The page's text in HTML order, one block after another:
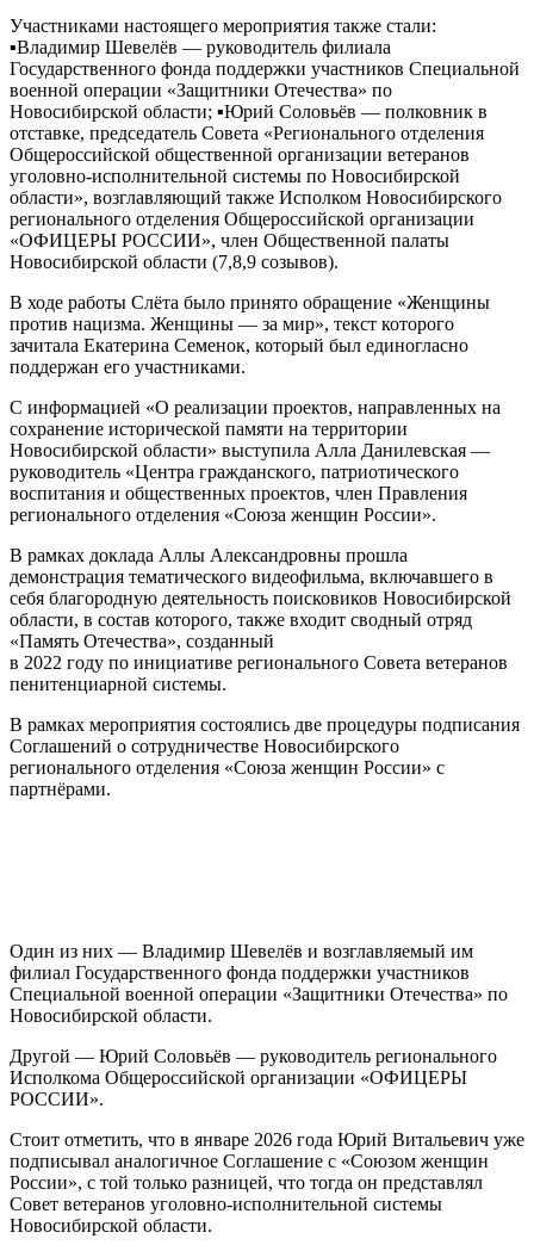
Участниками настоящего мероприятия также стали:
▪️Владимир Шевелёв — руководитель филиала
Государственного фонда поддержки участников Специальной
военной операции «Защитники Отечества» по
Новосибирской области; ▪️Юрий Соловьёв — полковник в
отставке, председатель Совета «Регионального отделения
Общероссийской общественной организации ветеранов
уголовно-исполнительной системы по Новосибирской
области», возглавляющий также Исполком Новосибирского
регионального отделения Общероссийской организации
«ОФИЦЕРЫ РОССИИ», член Общественной палаты
Новосибирской области (7,8,9 созывов).
В ходе работы Слёта было принято обращение «Женщины
против нацизма. Женщины — за мир», текст которого
зачитала Екатерина Семенок, который был единогласно
поддержан его участниками.
С информацией «О реализации проектов, направленных на
сохранение исторической памяти на территории
Новосибирской области» выступила Алла Данилевская —
руководитель «Центра гражданского, патриотического
воспитания и общественных проектов, член Правления
регионального отделения «Союза женщин России».
В рамках доклада Аллы Александровны прошла
демонстрация тематического видеофильма, включавшего в
себя благородную деятельность поисковиков Новосибирской
области, в состав которого, также входит сводный отряд
«Память Отечества», созданный
в 2022 году по инициативе регионального Совета ветеранов
пенитенциарной системы.
В рамках мероприятия состоялись две процедуры подписания
Соглашений о сотрудничестве Новосибирского
регионального отделения «Союза женщин России» с
партнёрами.
Один из них — Владимир Шевелёв и возглавляемый им
филиал Государственного фонда поддержки участников
Специальной военной операции «Защитники Отечества» по
Новосибирской области.
Другой — Юрий Соловьёв — руководитель регионального
Исполкома Общероссийской организации «ОФИЦЕРЫ
РОССИИ».
Стоит отметить, что в январе 2026 года Юрий Витальевич уже
подписывал аналогичное Соглашение с «Союзом женщин
России», с той только разницей, что тогда он представлял
Совет ветеранов уголовно-исполнительной системы
Новосибирской области.